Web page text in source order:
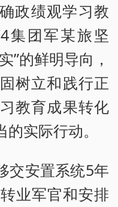
政绩观学习教
集团军某旅坚
”的鲜明导向，
树立和践行正
教育成果转化
实际行动。
交安置系统5年
业军官和安排